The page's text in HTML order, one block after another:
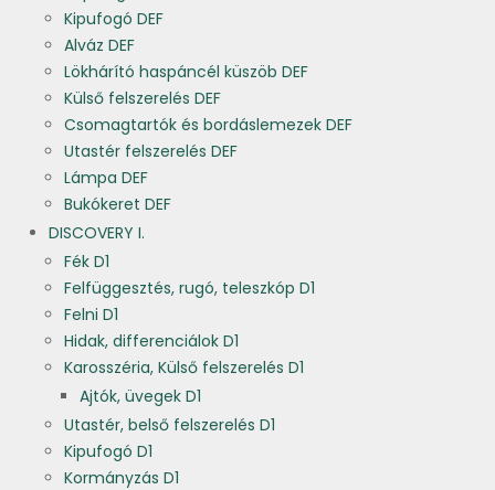
Kipufogó DEF
Alváz DEF
Lökhárító haspáncél küszöb DEF
Külső felszerelés DEF
Csomagtartók és bordáslemezek DEF
Utastér felszerelés DEF
Lámpa DEF
Bukókeret DEF
DISCOVERY I.
Fék D1
Felfüggesztés, rugó, teleszkóp D1
Felni D1
Hidak, differenciálok D1
Karosszéria, Külső felszerelés D1
Ajtók, üvegek D1
Utastér, belső felszerelés D1
Kipufogó D1
Kormányzás D1